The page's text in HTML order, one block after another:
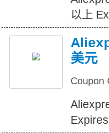
以上
美元
Coupon